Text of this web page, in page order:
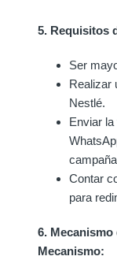
5. Requisitos
Ser
Realizar
Nestlé.
Enviar
Contar
para
6.
Mecanismo: